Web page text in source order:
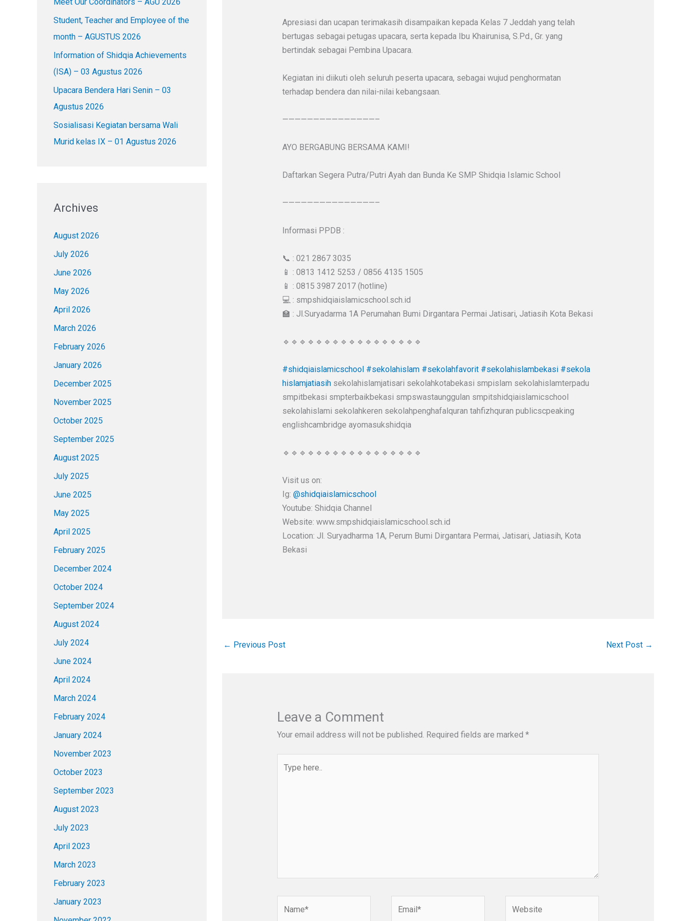
f
o
r
:
Student, Teacher and Employee of the
month – AGUSTUS 2026
Information of Shidqia Achievements
(ISA) – 03 Agustus 2026
Upacara Bendera Hari Senin – 03
Agustus 2026
Sosialisasi Kegiatan bersama Wali
Murid kelas IX – 01 Agustus 2026
Archives
August 2026
July 2026
June 2026
May 2026
April 2026
March 2026
February 2026
January 2026
December 2025
November 2025
October 2025
September 2025
August 2025
July 2025
June 2025
May 2025
April 2025
February 2025
December 2024
October 2024
September 2024
August 2024
July 2024
June 2024
April 2024
March 2024
February 2024
January 2024
November 2023
October 2023
September 2023
August 2023
July 2023
April 2023
March 2023
February 2023
January 2023
Apresiasi dan ucapan terimakasih disampaikan kepada Kelas 7 Jeddah yang telah
bertugas sebagai petugas upacara, serta kepada Ibu Khairunisa, S.Pd., Gr. yang
bertindak sebagai Pembina Upacara.
Kegiatan ini diikuti oleh seluruh peserta upacara, sebagai wujud penghormatan
terhadap bendera dan nilai-nilai kebangsaan.
———————————————–
AYO BERGABUNG BERSAMA KAMI!
Daftarkan Segera Putra/Putri Ayah dan Bunda Ke SMP Shidqia Islamic School
———————————————–
Informasi PPDB :
📞 : 021 2867 3035
📱 : 0813 1412 5253 / 0856 4135 1505
📱 : 0815 3987 2017 (hotline)
💻 : smpshidqiaislamicschool.sch.id
🏫 : Jl.Suryadarma 1A Perumahan Bumi Dirgantara Permai Jatisari, Jatiasih Kota Bekasi
🔹🔹🔹🔹🔹🔹🔹🔹🔹🔹🔹🔹🔹🔹🔹🔹🔹
#shidqiaislamicschool #sekolahislam #sekolahfavorit #sekolahislambekasi #sekola
hislamjatiasihsekolahislamjatisari sekolahkotabekasi smpislam sekolahislamterpadu
smpitbekasi smpterbaikbekasi smpswastaunggulan smpitshidqiaislamicschool
sekolahislami sekolahkeren sekolahpenghafalquran tahfizhquran publicscpeaking
englishcambridge ayomasukshidqia
🔹🔹🔹🔹🔹🔹🔹🔹🔹🔹🔹🔹🔹🔹🔹🔹🔹
Visit us on:
Ig: @shidqiaislamicschool
Youtube: Shidqia Channel
Website: www.smpshidqiaislamicschool.sch.id
Location: Jl. Suryadharma 1A, Perum Bumi Dirgantara Permai, Jatisari, Jatiasih, Kota
Bekasi
← Previous Post Next Post →
Leave a Comment
Your email address will not be published. Required fields are marked *
here..